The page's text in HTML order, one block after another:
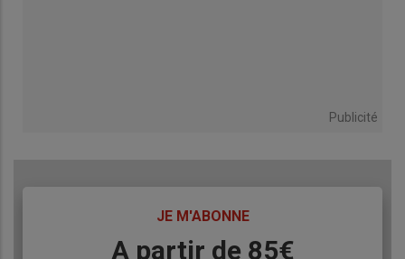
Publicité
JE M'ABONNE
A partir de 85€